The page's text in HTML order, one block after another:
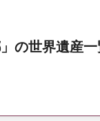
」の世界遺産